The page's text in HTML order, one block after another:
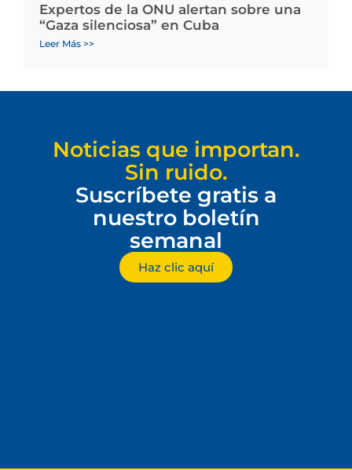
Expertos de la ONU alertan sobre una
“Gaza silenciosa” en Cuba
Leer Más >>
Noticias que importan.
Sin ruido.
Suscríbete gratis a
nuestro boletín
semanal
Haz clic aquí